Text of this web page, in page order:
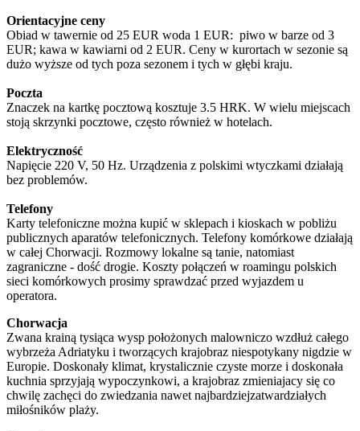
Orientacyjne ceny
Obiad w tawernie od 25 EUR woda 1 EUR: piwo w barze od 3
EUR; kawa w kawiarni od 2 EUR. Ceny w kurortach w sezonie są
dużo wyższe od tych poza sezonem i tych w głębi kraju.
Poczta
Znaczek na kartkę pocztową kosztuje 3.5 HRK. W wielu miejscach
stoją skrzynki pocztowe, często również w hotelach.
Elektryczność
Napięcie 220 V, 50 Hz. Urządzenia z polskimi wtyczkami działają
bez problemów.
Telefony
Karty telefoniczne można kupić w sklepach i kioskach w pobliżu
publicznych aparatów telefonicznych. Telefony komórkowe działają
w całej Chorwacji. Rozmowy lokalne są tanie, natomiast
zagraniczne - dość drogie. Koszty połączeń w roamingu polskich
sieci komórkowych prosimy sprawdzać przed wyjazdem u
operatora.
Chorwacja
Zwana krainą tysiąca wysp położonych malowniczo wzdłuż całego
wybrzeża Adriatyku i tworzących krajobraz niespotykany nigdzie w
Europie. Doskonały klimat, krystalicznie czyste morze i doskonała
kuchnia sprzyjają wypoczynkowi, a krajobraz zmieniajacy się co
chwilę zachęci do zwiedzania nawet najbardziejzatwardziałych
miłośników plaży.